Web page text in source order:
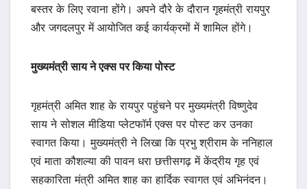
बस्तर के लिए रवाना होंगे। अपने दौरे के दौरान गृहमंत्री रायपुर
और जगदलपुर में आयोजित कई कार्यक्रमों में शामिल होंगे।
मुख्यमंत्री साय ने एक्स पर किया पोस्ट
गृहमंत्री अमित शाह के रायपुर पहुंचने पर मुख्यमंत्री विष्णुदेव
साय ने सोशल मीडिया प्लेटफॉर्म एक्स पर पोस्ट कर उनका
स्वागत किया। मुख्यमंत्री ने लिखा कि प्रभु श्रीराम के ननिहाल
एवं माता कौशल्या की पावन धरा छत्तीसगढ़ में केंद्रीय गृह एवं
सहकारिता मंत्री अमित शाह का हार्दिक स्वागत एवं अभिनंदन।